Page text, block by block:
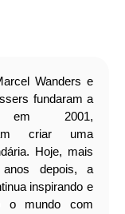
Wanders e
fundaram a
em 2001,
criar uma
Hoje, mais
depois, a
inspirando e
o mundo com